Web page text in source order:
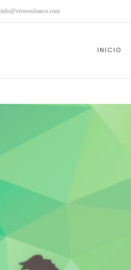
info@viverosfranco.com
INICIO